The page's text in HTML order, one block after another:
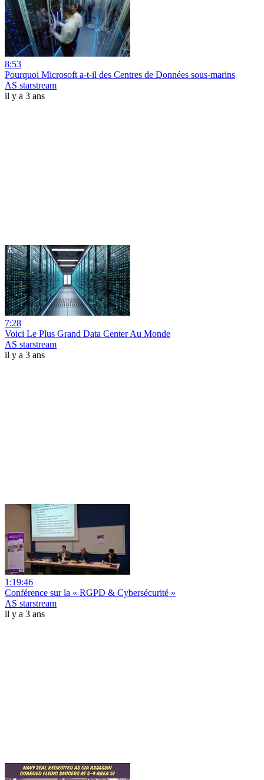
8:53
Pourquoi Microsoft a-t-il des Centres de Données sous-marins
AS starstream
il y a 3 ans
7:28
Voici Le Plus Grand Data Center Au Monde
AS starstream
il y a 3 ans
1:19:46
Conférence sur la « RGPD & Cybersécurité »
AS starstream
il y a 3 ans